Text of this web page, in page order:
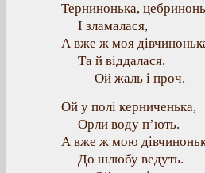
Тернинонька,
І зламалася,
А вже ж моя
Та й віддалася.
Ой жаль і проч.
Ой у полі керниченька,
Орли воду п’ють.
А вже ж мою
До шлюбу ведуть.